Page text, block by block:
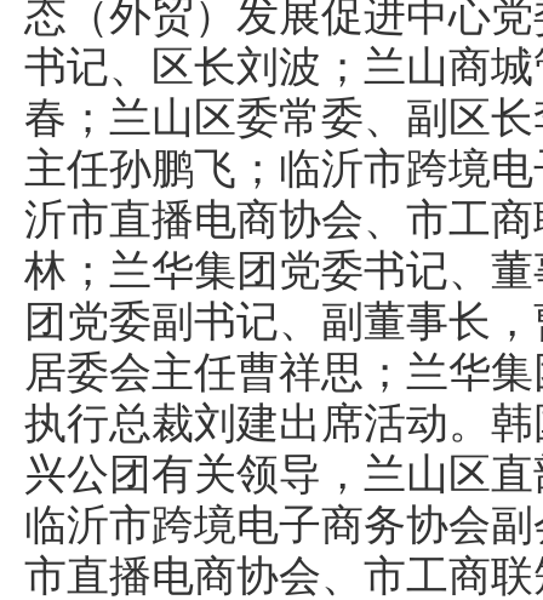
态（外贸）发展促进中心
书记、区长刘波；兰山商
春；兰山区委常委、副区
主任孙鹏飞；临沂市跨境
沂市直播电商协会、市工
林；兰华集团党委书记、
团党委副书记、副董事长
居委会主任曹祥思；兰华
执行总裁刘建出席活动。
兴公团有关领导，兰山区
临沂市跨境电子商务协会
市直播电商协会、市工商